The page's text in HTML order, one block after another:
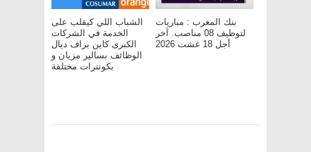
الشباب اللي كيقلب على
الخدمة في الشركات
الكبرى كاين بزاف ديال
الوظائف بسالير مزيان و
بكونترات مختلفة
بنك المغرب : مباريات
لتوظيف 08 مناصب. آخر
أجل 18 غشت 2026